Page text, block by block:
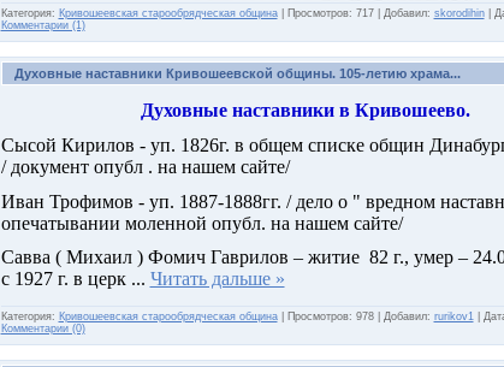
Категория: Кривошеевская старообрядческая община Просмотров: 717 Добавил: skorodihin
Комментарии (1)
Духовные наставники Кривошеевской общины. 105-летию храма...
Духовные наставники в Кривошеево.
Сысой Кирилов - уп. 1826г. в общем списке общин
/ документ опубл . на нашем сайте/
Иван Трофимов - уп. 1887-1888гг. / дело о " вредном
опечатывании моленной опубл. на нашем сайте/
Савва ( Михаил ) Фомич Гаврилов – житие 82 г., умер –
с 1927 г. в церк ... Читать дальше »
Категория: Кривошеевская старообрядческая община Просмотров: 978 Добавил: rurikov1
Комментарии (0)